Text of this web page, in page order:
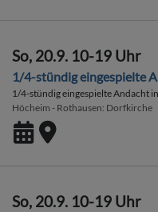
So, 20.9. 10-19 Uhr
1/4-stündig eingespielte
1/4-stündig eingespielte Andacht
Höcheim - Rothausen Dorfkirche
So, 20.9. 10-19 Uhr